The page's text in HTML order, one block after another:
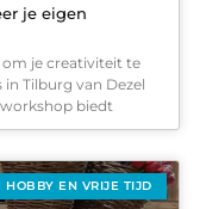
je eigen
om je creativiteit te
Tilburg van Dezel
biedt
HOBBY EN VRIJE TIJD